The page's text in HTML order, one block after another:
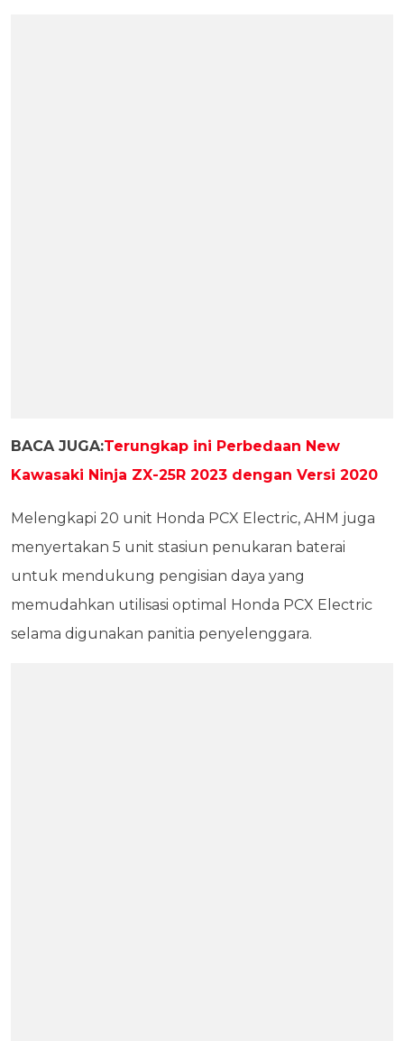
BACA JUGA:Terungkap ini Perbedaan New
Kawasaki Ninja ZX-25R 2023 dengan Versi 2020
Melengkapi 20 unit Honda PCX Electric, AHM juga
menyertakan 5 unit stasiun penukaran baterai
untuk mendukung pengisian daya yang
memudahkan utilisasi optimal Honda PCX Electric
selama digunakan panitia penyelenggara.